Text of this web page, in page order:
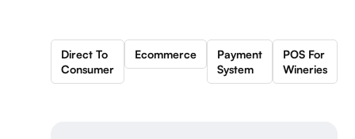
Direct To
Consumer
Ecommerce
Payment
System
POS For
Wineries